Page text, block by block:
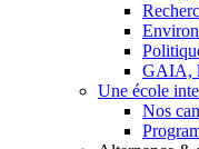
GAIA,
Une école
Nos